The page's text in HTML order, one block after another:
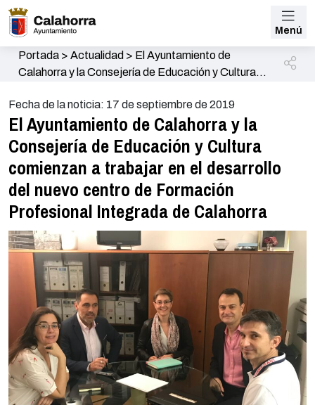
Menú
Portada> Actualidad > El Ayuntamiento de
Calahorra y la Consejería de Educación y Cultura
centro de Formación Profesional Integrada de
Calahorra
Fecha de la noticia: 17 de septiembre de 2019
El Ayuntamiento de Calahorra y la
Consejería de Educación y Cultura
comienzan a trabajar en el desarrollo
del nuevo centro de Formación
Profesional Integrada de Calahorra